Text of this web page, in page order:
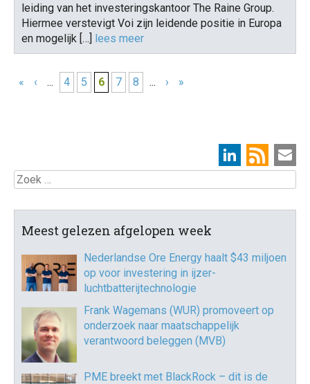
leiding van het investeringskantoor The Raine Group.
Hiermee verstevigt Voi zijn leidende positie in Europa
en mogelijk […] lees meer
« ‹ ... 4 5 6 7 8 ... › »
Zoek
Meest gelezen afgelopen week
Nederlandse Ore Energy haalt $43 miljoen
op voor investering in ijzer-
luchtbatterijtechnologie
Frank Wagemans (WUR) promoveert op
onderzoek naar maatschappelijk
verantwoord beleggen (MVB)
PME breekt met BlackRock – dit is de